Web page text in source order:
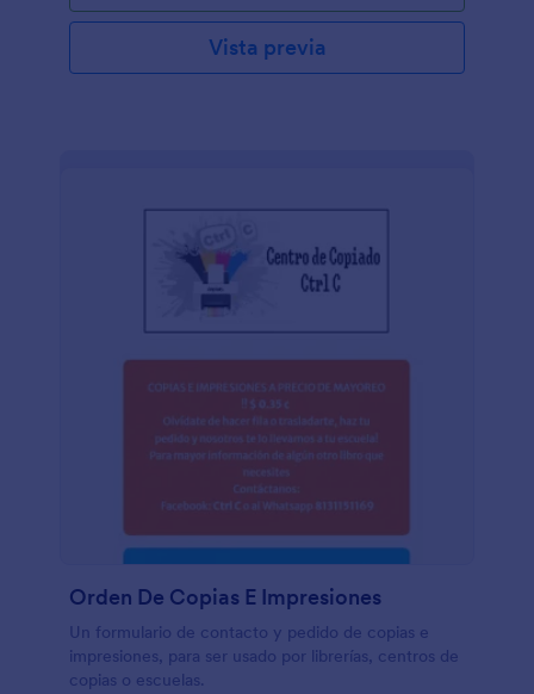
Vista previa
Orden De Copias E Impresiones
Un formulario de contacto y pedido de copias e
impresiones, para ser usado por librerías, centros de
copias o escuelas.